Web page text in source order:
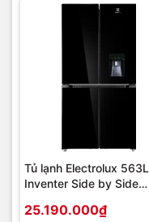
Tủ lạnh Electrolux 563L
Inventer Side by Side
Hàng chính hãng
25.190.000₫